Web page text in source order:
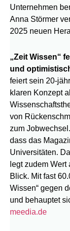
Unternehmen
Anna Störmer
2025 neuen
„Zeit Wissen“
und
feiert sein 20-
klaren Konzept
von
zum
dass das
Universitäten.
legt zudem
Blick. Mit fast
Wissen“ gegen
und behauptet
meedia.de